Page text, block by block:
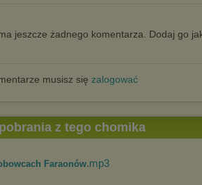
jeszcze żadnego komentarza. Dodaj go
musisz się zalogować
z tego chomika
Faraonów.mp3